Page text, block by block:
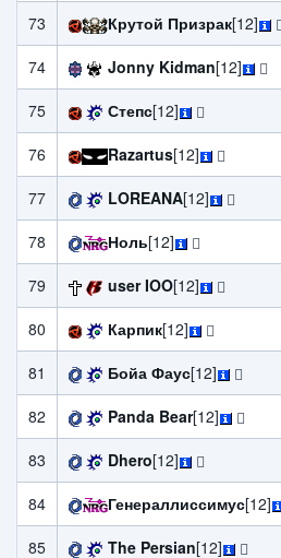
73
Крутой Призрак[12]
74
Jonny Kidman[12]
75
Степс[12]
76
Razartus[12]
77
LOREANA[12]
78
Ноль[12]
79
user IOO[12]
80
Карпик[12]
81
Бойа Фаус[12]
82
Panda Bear[12]
83
Dhero[12]
84
Генераллиссимус[12]
85
The Persian[12]